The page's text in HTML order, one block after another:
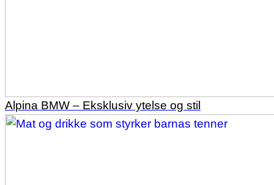
Alpina BMW – Eksklusiv ytelse og stil